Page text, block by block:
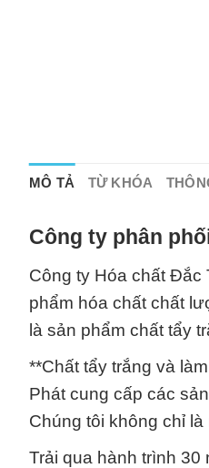
MÔ TẢ TỪ KHÓA
Công ty phân
Công ty Hóa chất Đắc
phẩm hóa chất chất
là sản phẩm chất tẩy
**Chất tẩy trắng và
Phát cung cấp các
Chúng tôi không chỉ
Trải qua hành trình